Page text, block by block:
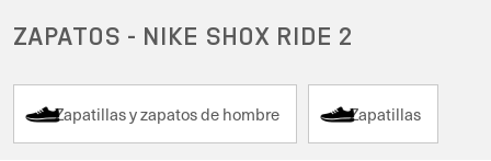
ZAPATOS - NIKE SHOX RIDE 2
Zapatillas y zapatos de hombre Zapatillas